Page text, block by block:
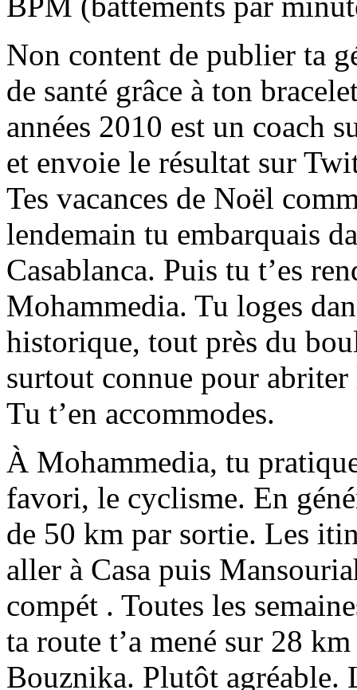
Non content de publier ta
de santé grâce à ton
années 2010 est un coach
et envoie le résultat sur
Tes vacances de Noël
lendemain tu embarquais
Casablanca. Puis tu t’es
Mohammedia. Tu loges
historique, tout près du
surtout connue pour
Tu t’en accommodes.
À Mohammedia, tu
favori, le cyclisme. En
de 50 km par sortie. Les
aller à Casa puis
compét . Toutes les
ta route t’a mené sur 28
Bouznika. Plutôt